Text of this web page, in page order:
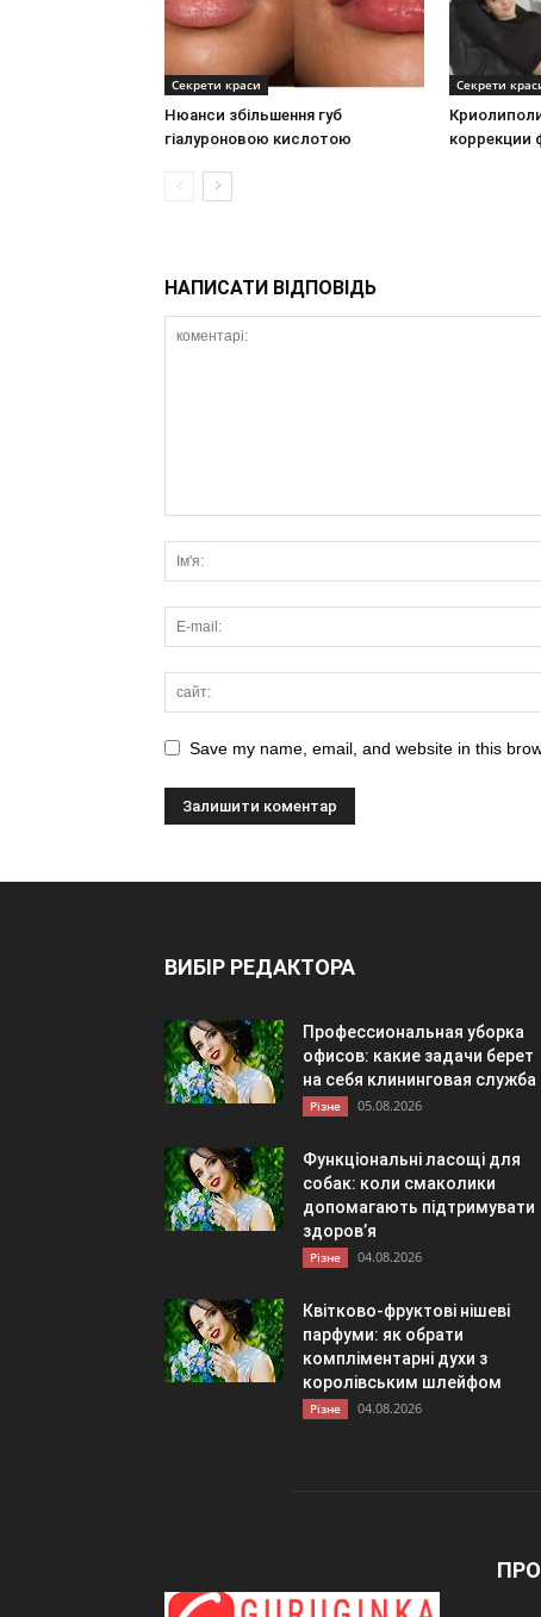
Секрети краси
Нюанси збільшення губ
гіалуроновою кислотою
Секрети
коррекции
НАПИСАТИ ВІДПОВІДЬ
Save my name, email, and website in this
ВИБІР РЕДАКТОРА
Профессиональная уборка
офисов: какие задачи берет
на себя клининговая служба
Різне 05.08.2026
Функціональні ласощі для
собак: коли смаколики
допомагають підтримувати
здоров’я
Різне 04.08.2026
Квітково-фруктові нішеві
парфуми: як обрати
компліментарні духи з
королівським шлейфом
Різне 04.08.2026